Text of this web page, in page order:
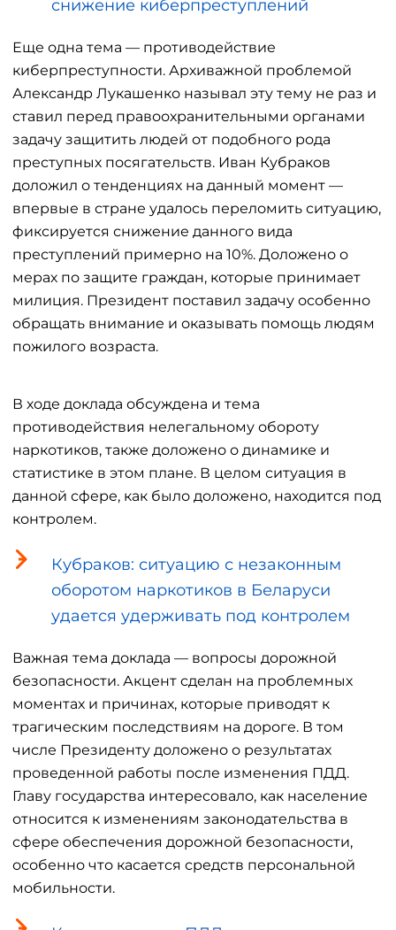
снижение киберпреступлений
Еще одна тема — противодействие
киберпреступности. Архиважной проблемой
Александр Лукашенко называл эту тему не раз и
ставил перед правоохранительными органами
задачу защитить людей от подобного рода
преступных посягательств. Иван Кубраков
доложил о тенденциях на данный момент —
впервые в стране удалось переломить ситуацию,
фиксируется снижение данного вида
преступлений примерно на 10%. Доложено о
мерах по защите граждан, которые принимает
милиция. Президент поставил задачу особенно
обращать внимание и оказывать помощь людям
пожилого возраста.
В ходе доклада обсуждена и тема
противодействия нелегальному обороту
наркотиков, также доложено о динамике и
статистике в этом плане. В целом ситуация в
данной сфере, как было доложено, находится под
контролем.
Кубраков: ситуацию с незаконным
оборотом наркотиков в Беларуси
удается удерживать под контролем
Важная тема доклада — ⁠вопросы дорожной
безопасности. Акцент сделан на проблемных
моментах и причинах, которые приводят к
трагическим последствиям на дороге. В том
числе Президенту доложено о результатах
проведенной работы после изменения ПДД.
Главу государства интересовало, как население
относится к изменениям законодательства в
сфере обеспечения дорожной безопасности,
особенно что касается средств персональной
мобильности.